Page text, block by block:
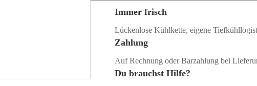
Immer frisch
Lückenlose Kühlkette, eigene
Zahlung
Auf Rechnung oder Barzahlung bei
Du brauchst Hilfe?